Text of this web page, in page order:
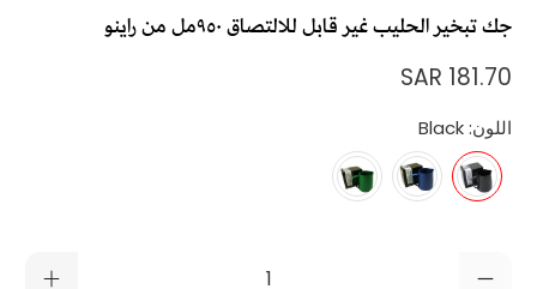
جك تبخير الحليب غير قابل للالتصاق ٩٥٠مل من راينو
181.70 SAR
اللون:Black